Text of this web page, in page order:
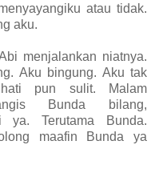
atau tidak.
aku.
menjalankan niatnya.
Aku bingung. Aku tak
pun sulit. Malam
Bunda bilang,
ya. Terutama Bunda.
maafin Bunda ya